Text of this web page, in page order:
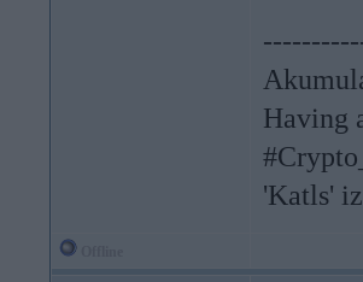
Having
'Katls'